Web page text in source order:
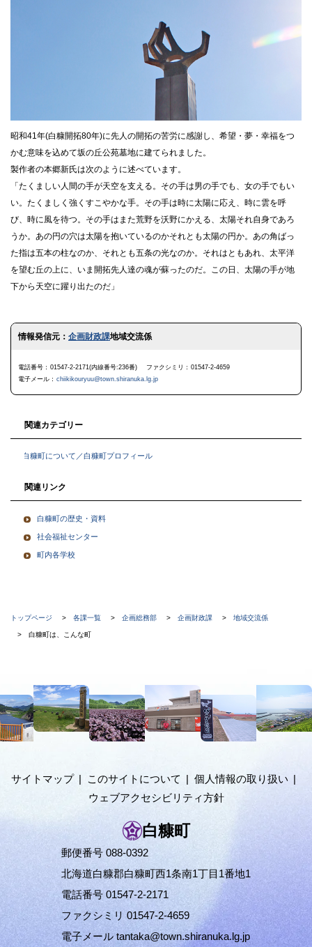
昭和41年(白糠開拓80年)に先人の開拓の苦労に感謝し、希望・夢・幸福をつ
かむ意味を込めて坂の丘公苑墓地に建てられました。
製作者の本郷新氏は次のように述べています。
「たくましい人間の手が天空を支える。その手は男の手でも、女の手でもい
い。たくましく強くすこやかな手。その手は時に太陽に応え、時に雲を呼
び、時に風を待つ。その手はまた荒野を沃野にかえる、太陽それ自身であろ
うか。あの円の穴は太陽を抱いているのかそれとも太陽の円か。あの角ばっ
た指は五本の柱なのか、それとも五条の光なのか。それはともあれ、太平洋
を望む丘の上に、いま開拓先人達の魂が蘇ったのだ。この日、太陽の手が地
下から天空に躍り出たのだ」
ト
る
情報発信元： 企画財政課地域交流係
電話番号 01547-2-2171(内線番号:236番) ファクシミリ
01547-2-4659
電子メール
chiikikouryuu@town.shiranuka.lg.jp
関連カテゴリー
白糠町について／白糠町プロフィール
関連リンク
白糠町の歴史・資料
社会福祉センター
町内各学校
現
在
の
階
層
トップページ 各課一覧 企画総務部 企画財政課 地域交流係
白糠町は、こんな町
文
へ
メ
サイトマップ このサイトについて
個人情報の取り扱い
ウェブアクセシビリティ方針
白糠町
郵便番号 088-0392
北海道白糠郡白糠町西1条南1丁目1番地1
電話番号 01547-2-2171
ファクシミリ 01547-2-4659
電子メールtantaka@town.shiranuka.lg.jp